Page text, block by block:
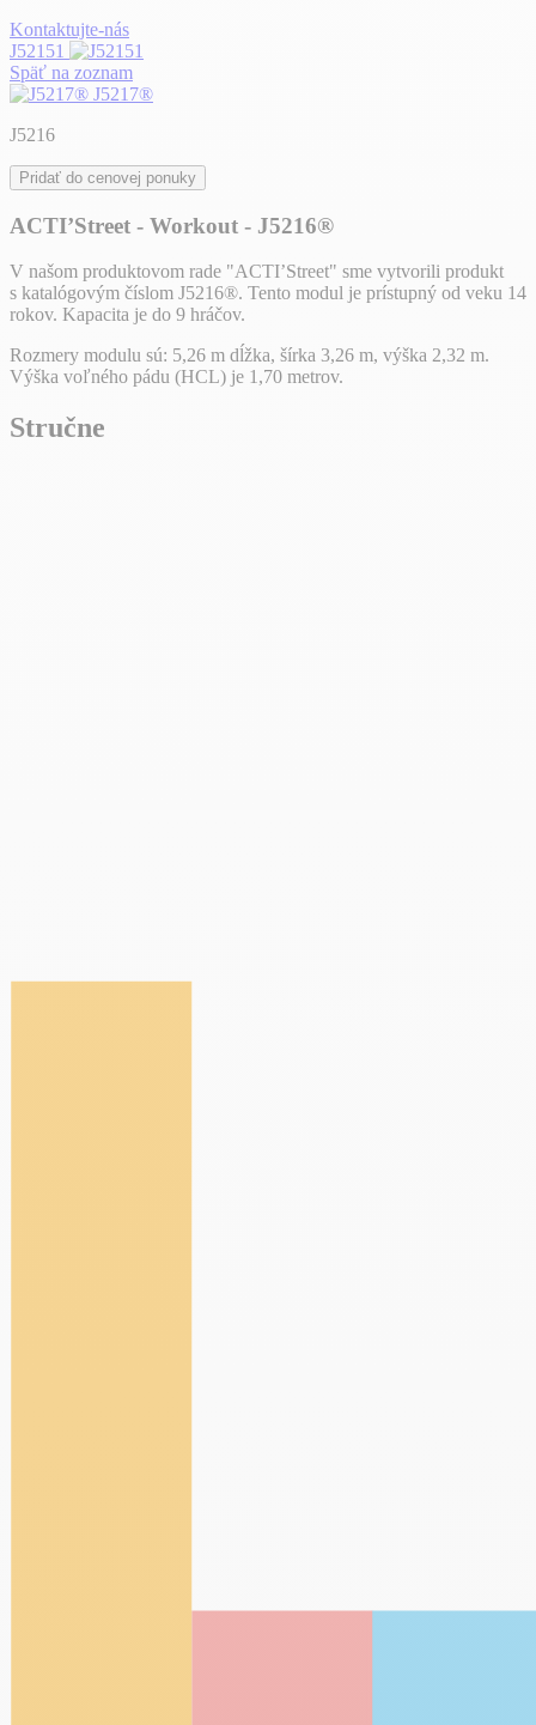
Kontaktujte-nás
J52151
Späť na zoznam
J5217®
J5216
Pridať do cenovej ponuky
ACTI’Street - Workout - J5216®
V našom produktovom rade "ACTI’Street" sme vytvorili produkt
s katalógovým číslom J5216®. Tento modul je prístupný od veku 14
rokov. Kapacita je do 9 hráčov.
Rozmery modulu sú: 5,26 m dĺžka, šírka 3,26 m, výška 2,32 m.
Výška voľného pádu (HCL) je 1,70 metrov.
Stručne